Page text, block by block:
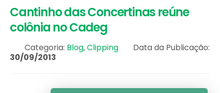
Cantinho das Concertinas reúne
colônia no Cadeg
Categoria: Blog,Clipping
Data da Publicação:
30/09/2013